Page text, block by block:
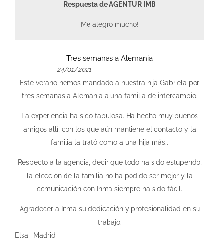
Respuesta de AGENTUR IMB
Me alegro mucho!
Tres semanas a Alemania
24/01/2021
Este verano hemos mandado a nuestra hija Gabriela por
tres semanas a Alemania a una familia de intercambio.
La experiencia ha sido fabulosa. Ha hecho muy buenos
amigos allí, con los que aún mantiene el contacto y la
familia la trató como a una hija más..
Respecto a la agencia, decir que todo ha sido estupendo,
la elección de la familia no ha podido ser mejor y la
comunicación con Inma siempre ha sido fácil.
Agradecer a Inma su dedicación y profesionalidad en su
trabajo.
Elsa- Madrid